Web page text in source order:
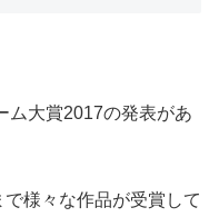
ム大賞2017の発表があ
様々な作品が受賞して